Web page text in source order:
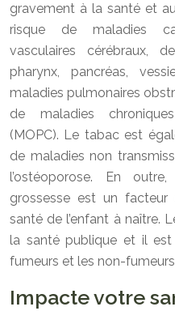
gravement à la santé et
risque de maladies
vasculaires cérébraux,
pharynx, pancréas,
maladies pulmonaires
de maladies
(MOPC). Le tabac est
de maladies non
l’ostéoporose. En
grossesse est un
santé de l’enfant à naître.
la santé publique et il
fumeurs et les non-
Impacte votre